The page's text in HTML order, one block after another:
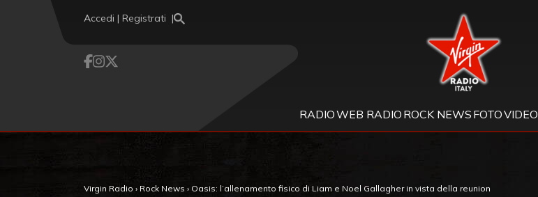
Accedi | Registrati Virgin Radio
RADIOWEB RADIO ROCK NEWS FOTOVIDEO
Virgin Radio › Rock News › Oasis: l’allenamento fisico di Liam e Noel Gallagher in vista della reunion